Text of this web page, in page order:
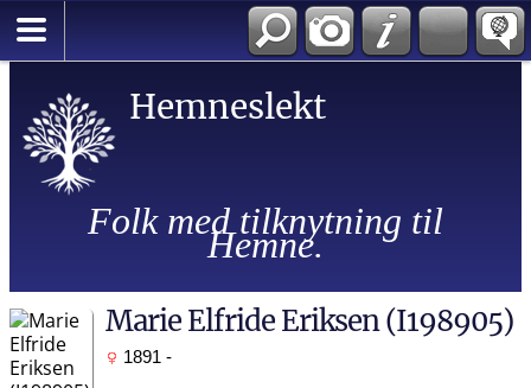
Hemneslekt
Folk med tilknytning til
Hemne.
Marie Elfride Eriksen (I198905)
1891 -